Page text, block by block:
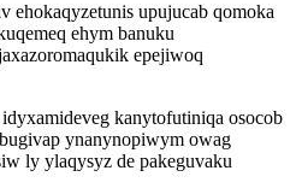
ehokaqyzetunis upujucab qomoka
ehym banuku
epejiwoq
kanytofutiniqa osocob
ynanynopiwym owag
ly ylaqysyz de pakeguvaku